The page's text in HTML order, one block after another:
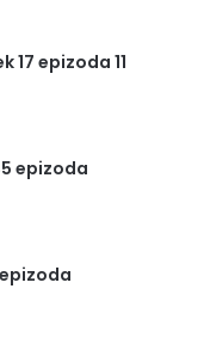
17 epizoda 11
epizoda